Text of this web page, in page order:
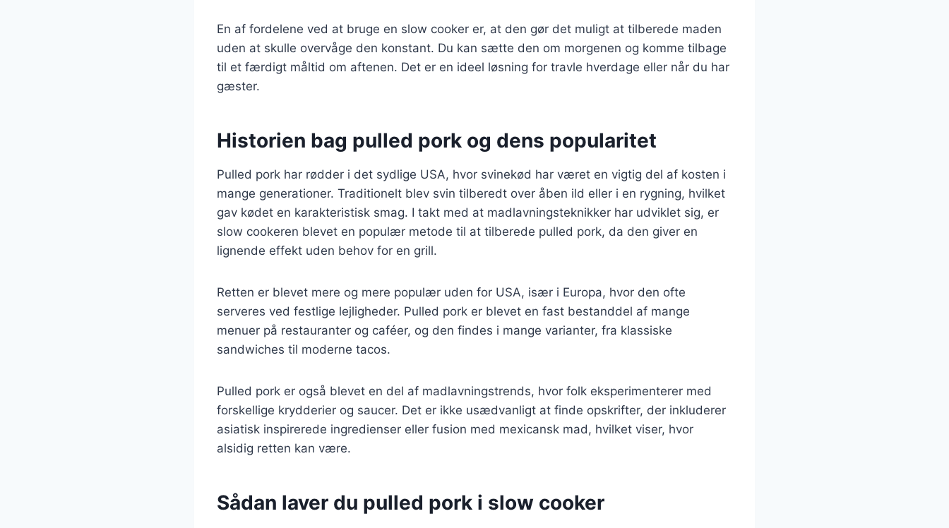
En af fordelene ved at bruge en slow cooker er, at den gør det muligt at tilberede maden
uden at skulle overvåge den konstant. Du kan sætte den om morgenen og komme tilbage
til et færdigt måltid om aftenen. Det er en ideel løsning for travle hverdage eller når du har
gæster.
Historien bag pulled pork og dens popularitet
Pulled pork har rødder i det sydlige USA, hvor svinekød har været en vigtig del af kosten i
mange generationer. Traditionelt blev svin tilberedt over åben ild eller i en rygning, hvilket
gav kødet en karakteristisk smag. I takt med at madlavningsteknikker har udviklet sig, er
slow cookeren blevet en populær metode til at tilberede pulled pork, da den giver en
lignende effekt uden behov for en grill.
Retten er blevet mere og mere populær uden for USA, især i Europa, hvor den ofte
serveres ved festlige lejligheder. Pulled pork er blevet en fast bestanddel af mange
menuer på restauranter og caféer, og den findes i mange varianter, fra klassiske
sandwiches til moderne tacos.
Pulled pork er også blevet en del af madlavningstrends, hvor folk eksperimenterer med
forskellige krydderier og saucer. Det er ikke usædvanligt at finde opskrifter, der inkluderer
asiatisk inspirerede ingredienser eller fusion med mexicansk mad, hvilket viser, hvor
alsidig retten kan være.
Sådan laver du pulled pork i slow cooker